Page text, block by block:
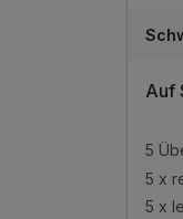
Auf
5
5 x